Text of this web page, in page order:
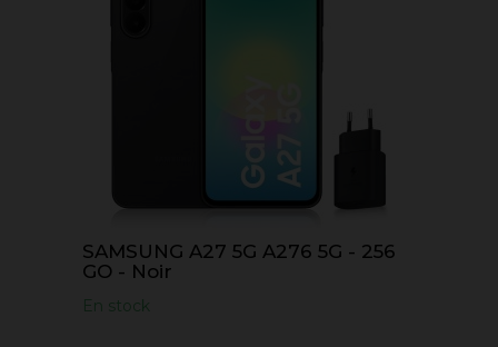
SAMSUNG A27 5G A276 5G - 256
GO - Noir
En stock